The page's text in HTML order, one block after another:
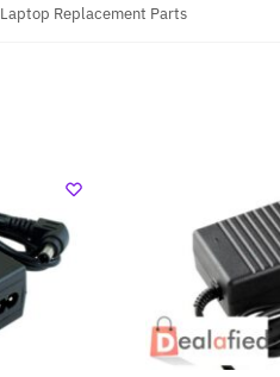
Laptop Replacement Parts